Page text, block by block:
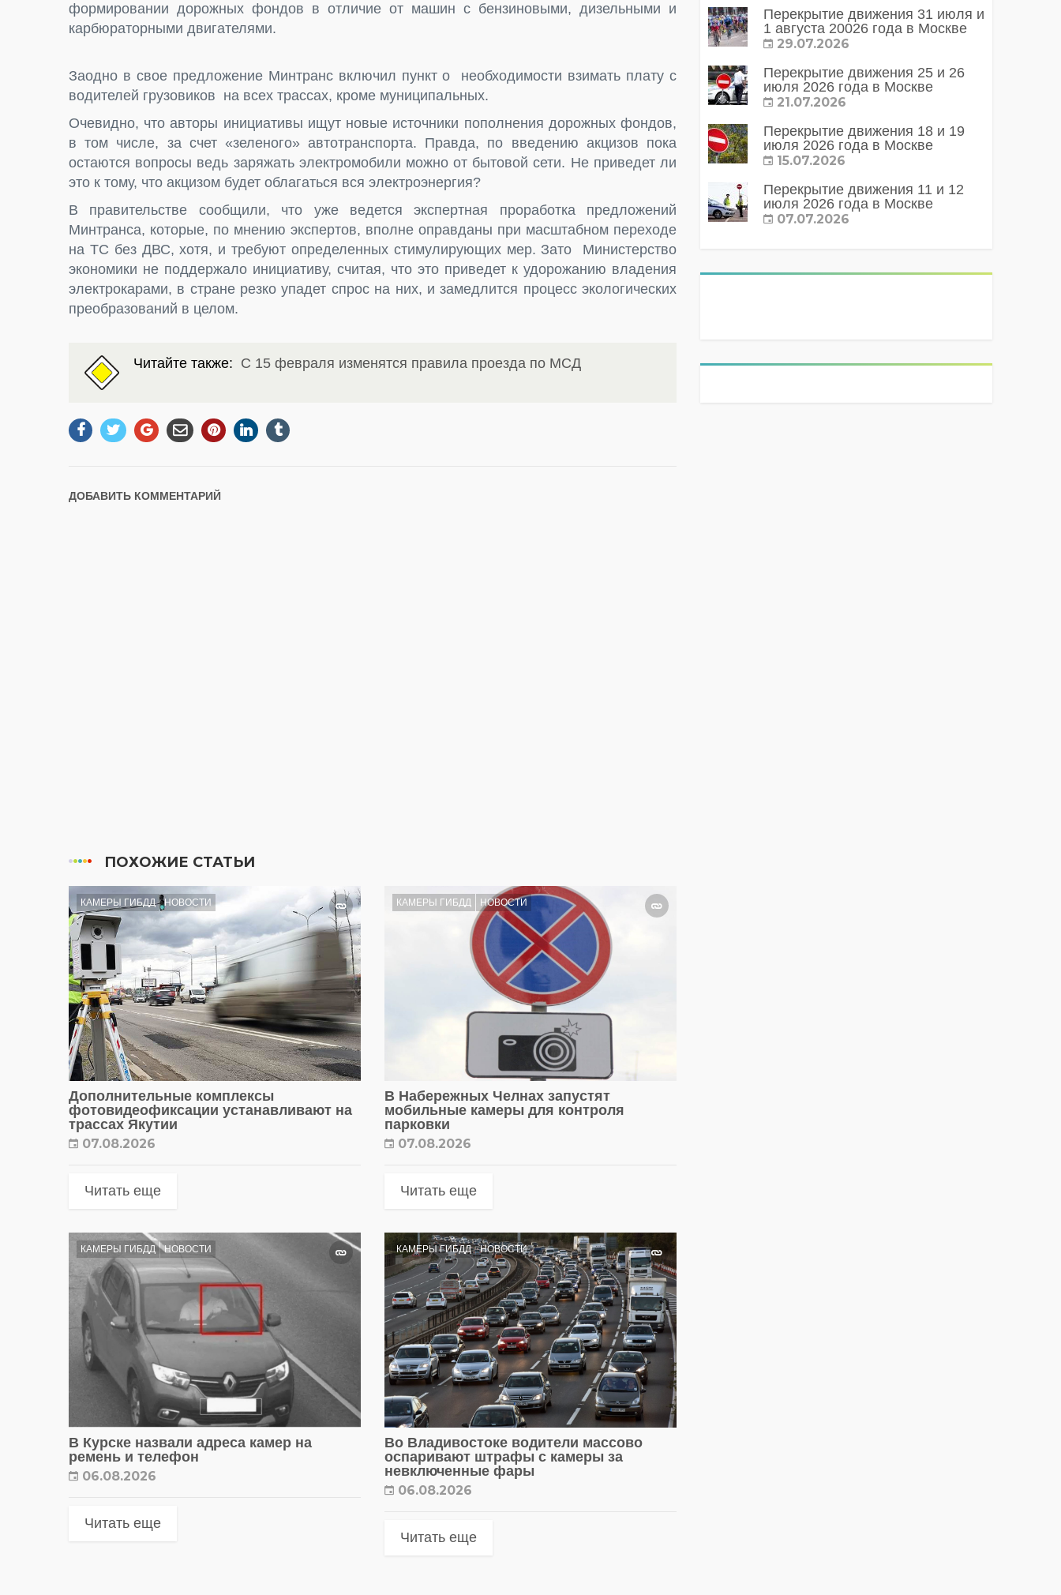
формировании дорожных фондов в отличие от машин с бензиновыми, дизельными и
карбюраторными двигателями.
Заодно в свое предложение Минтранс включил пункт о необходимости взимать плату с
водителей грузовиков на всех трассах, кроме муниципальных.
Очевидно, что авторы инициативы ищут новые источники пополнения дорожных фондов,
в том числе, за счет «зеленого» автотранспорта. Правда, по введению акцизов пока
остаются вопросы ведь заряжать электромобили можно от бытовой сети. Не приведет ли
это к тому, что акцизом будет облагаться вся электроэнергия?
В правительстве сообщили, что уже ведется экспертная проработка предложений
Минтранса, которые, по мнению экспертов, вполне оправданы при масштабном переходе
на ТС без ДВС, хотя, и требуют определенных стимулирующих мер. Зато Министерство
экономики не поддержало инициативу, считая, что это приведет к удорожанию владения
электрокарами, в стране резко упадет спрос на них, и замедлится процесс экологических
преобразований в целом.
Читайте также: С 15 февраля изменятся правила проезда по МСД
ДОБАВИТЬ КОММЕНТАРИЙ
ПОХОЖИЕ СТАТЬИ
КАМЕРЫ ГИБДД НОВОСТИ
Дополнительные комплексы
фотовидеофиксации устанавливают на
трассах Якутии
07.08.2026
Читать еще
КАМЕРЫ ГИБДД НОВОСТИ
В Набережных Челнах запустят
мобильные камеры для контроля
парковки
07.08.2026
Читать еще
КАМЕРЫ ГИБДД НОВОСТИ
В Курске назвали адреса камер на
ремень и телефон
06.08.2026
Читать еще
КАМЕРЫ ГИБДД НОВОСТИ
Во Владивостоке водители массово
оспаривают штрафы с камеры за
невключенные фары
06.08.2026
Читать еще
Перекрытие движения 31 июля и
1 августа 20026 года в Москве
29.07.2026
Перекрытие движения 25 и 26
июля 2026 года в Москве
21.07.2026
Перекрытие движения 18 и 19
июля 2026 года в Москве
15.07.2026
Перекрытие движения 11 и 12
июля 2026 года в Москве
07.07.2026